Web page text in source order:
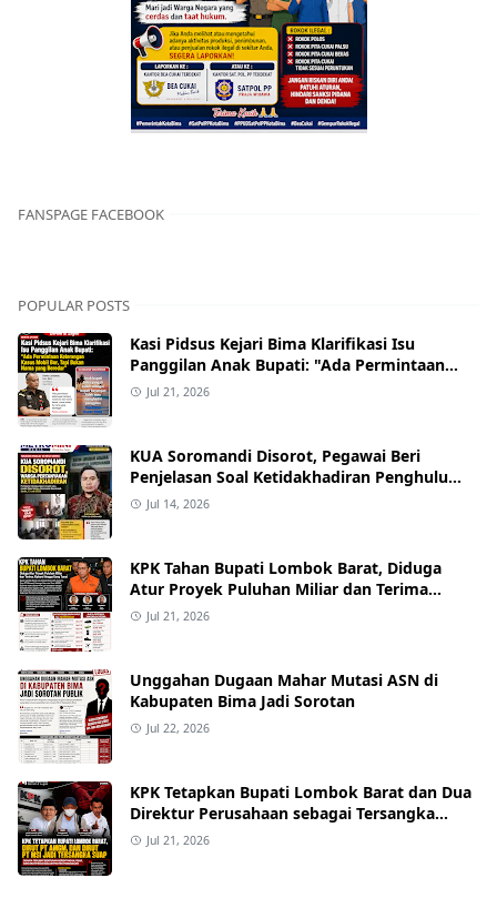
FANSPAGE FACEBOOK
POPULAR POSTS
Kasi Pidsus Kejari Bima Klarifikasi Isu
Panggilan Anak Bupati: "Ada Permintaan
Keterangan Kasus Mobil Bor, Tapi Bukan
Jul 21, 2026
KUA Soromandi Disorot, Pegawai Beri
Penjelasan Soal Ketidakhadiran Penghulu
pada Akad Nikah Mualaf
Jul 14, 2026
KPK Tahan Bupati Lombok Barat, Diduga
Atur Proyek Puluhan Miliar dan Terima
Alphard hingga Uang Tunai
Jul 21, 2026
Unggahan Dugaan Mahar Mutasi ASN di
Kabupaten Bima Jadi Sorotan
Jul 22, 2026
KPK Tetapkan Bupati Lombok Barat dan Dua
Direktur Perusahaan sebagai Tersangka
Dugaan Suap Proyek
Jul 21, 2026